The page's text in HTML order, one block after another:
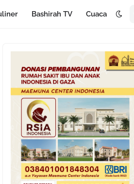
Bashirah TV Cuaca